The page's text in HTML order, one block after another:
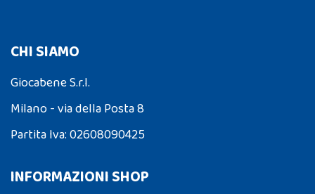
CHI SIAMO
Giocabene S.r.l.
Milano - via della Posta 8
Partita Iva: 02608090425
INFORMAZIONI SHOP